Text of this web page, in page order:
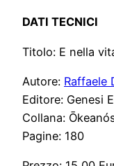
DATI TECNICI
Titolo: E nella
Autore: Raffaele
Editore: Genesi
Collana:
Pagine: 180